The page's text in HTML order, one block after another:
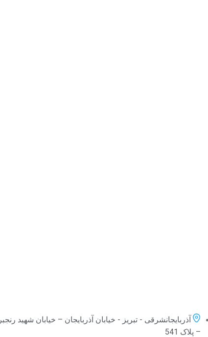
آذربایجانشرقی - تبریز - خیابان آذربایجان – خیابان شهید رنجبر
– پلاک 541